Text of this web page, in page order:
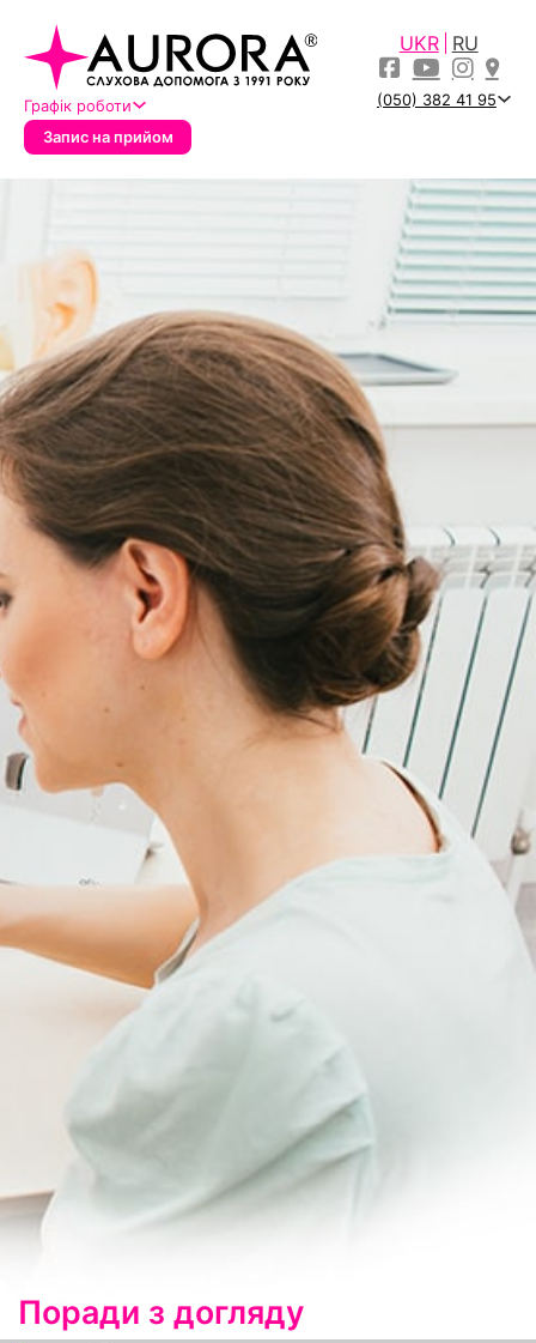
UKR RU
Графік роботи
(050) 382 41 95
Запис на прийом
Поради з догляду